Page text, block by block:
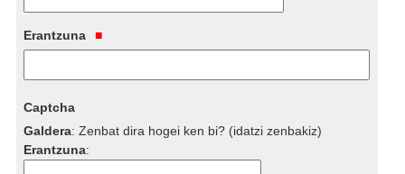
Erantzuna
Captcha
Galdera:Zenbat dira hogei ken bi? (idatzi zenbakiz)
Erantzuna: